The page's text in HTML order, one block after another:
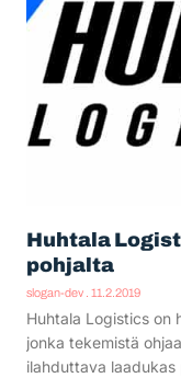
Huhtala
pohjalta
slogan-dev 11.2.2019
Huhtala Logistics on
jonka tekemistä
ilahduttava